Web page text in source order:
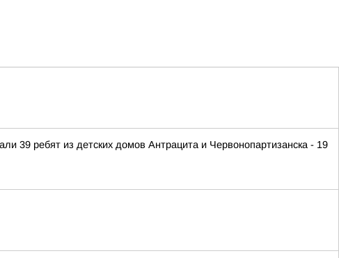
39 ребят из детских домов Антрацита и Червонопартизанска - 19